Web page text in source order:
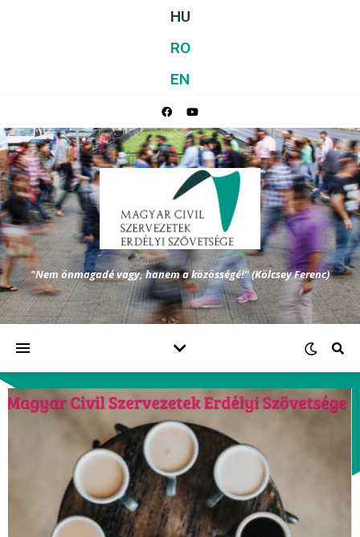
HU
RO
EN
"Nem önmagadé vagy, hanem a közösségé!" (Kölcsey Ferenc)